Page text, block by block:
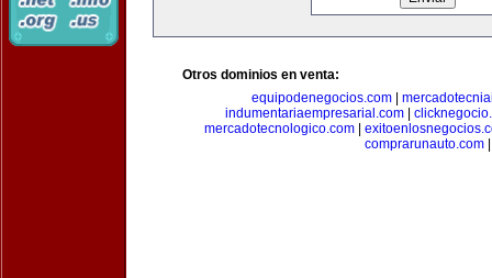
Otros dominios en venta:
equipodenegocios.com|
indumentariaempresarial.com
mercadotecnologico.com
comprarunauto.com|